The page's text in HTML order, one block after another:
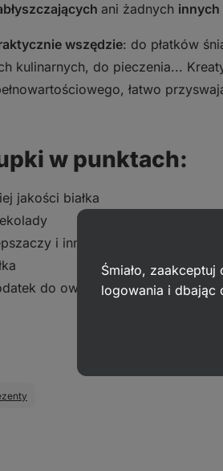
ani żadnych innych
wszędzie: do płatków
kulinarnych, do pieczenia...
łatwo
w punktach:
jakości białka
i innych dodatków
do owsianki i płatków
Śmiało,
logowania i dbając